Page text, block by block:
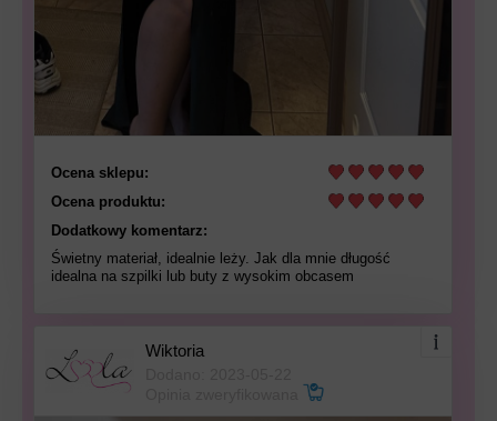
Ocena sklepu:
Ocena produktu:
Dodatkowy komentarz:
Świetny materiał, idealnie leży. Jak dla mnie długość
idealna na szpilki lub buty z wysokim obcasem
Wiktoria